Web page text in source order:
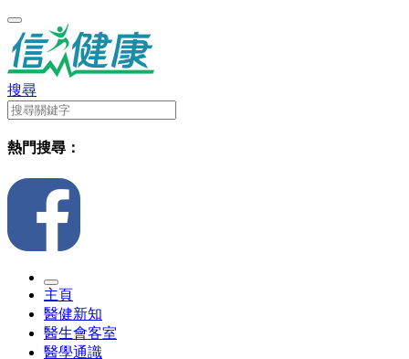
搜尋
熱門搜尋：
主頁
醫健新知
醫生會客室
醫學通識